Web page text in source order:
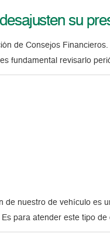
su
de Consejos
fundamental revisarlo
de nuestro de vehículo es
para atender este tipo de